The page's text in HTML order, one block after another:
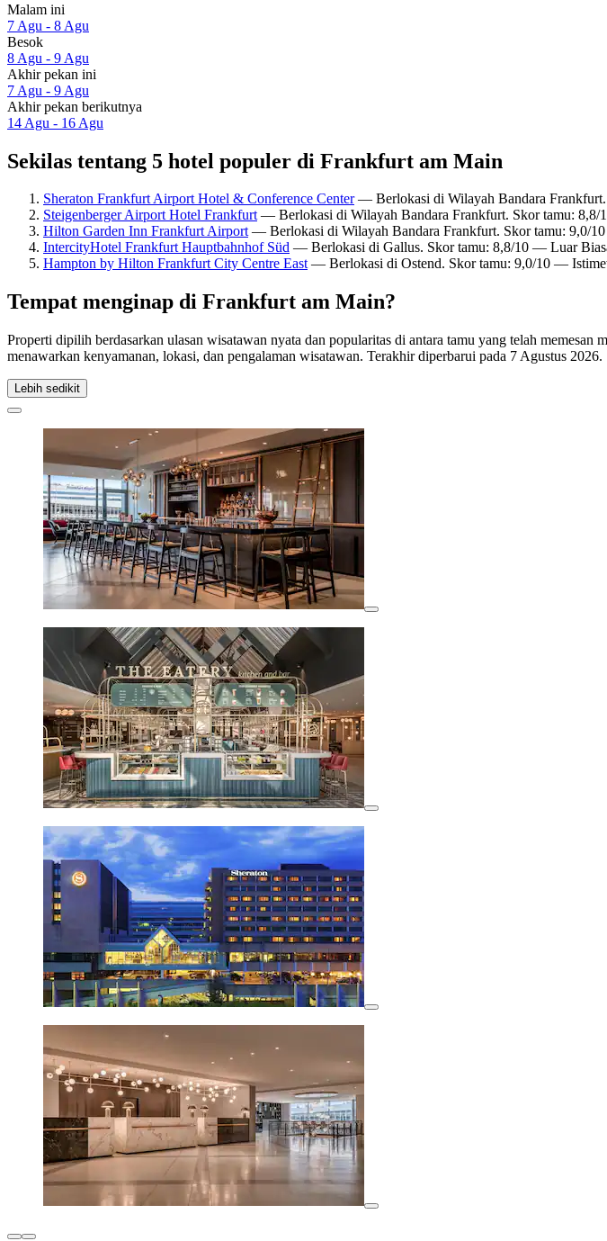
Malam ini
7 Agu - 8 Agu
Besok
8 Agu - 9 Agu
Akhir pekan ini
7 Agu - 9 Agu
Akhir pekan berikutnya
14 Agu - 16 Agu
Sekilas tentang 5 hotel populer di Frankfurt am Main
Sheraton Frankfurt Airport Hotel & Conference Center— Berlokasi di Wilayah Bandara
Steigenberger Airport Hotel Frankfurt— Berlokasi di Wilayah Bandara Frankfurt. Skor tamu: 8,8/
Hilton Garden Inn Frankfurt Airport— Berlokasi di Wilayah Bandara Frankfurt. Skor tamu: 9,0/
IntercityHotel Frankfurt Hauptbahnhof Süd — Berlokasi di Gallus. Skor tamu: 8,8/10 — Luar
Hampton by Hilton Frankfurt City Centre East— Berlokasi di Ostend. Skor tamu: 9,0/10 —
Tempat menginap di Frankfurt am Main?
Properti dipilih berdasarkan ulasan wisatawan nyata dan popularitas di antara tamu yang telah
menawarkan kenyamanan, lokasi, dan pengalaman wisatawan. Terakhir diperbarui pada 7 Agustus 2026.
Lebih sedikit